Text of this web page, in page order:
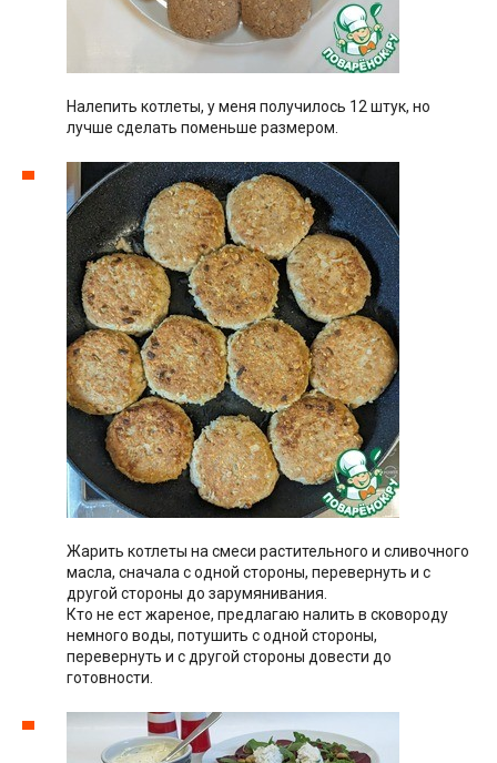
Налепить котлеты, у меня получилось 12 штук, но
лучше сделать поменьше размером.
Жарить котлеты на смеси растительного и сливочного
масла, сначала с одной стороны, перевернуть и с
другой стороны до зарумянивания.
Кто не ест жареное, предлагаю налить в сковороду
немного воды, потушить с одной стороны,
перевернуть и с другой стороны довести до
готовности.